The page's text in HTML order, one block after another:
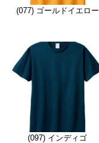
(077) ゴールドイエロー
(097) インディゴ